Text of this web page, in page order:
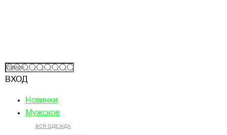
ВХОД
Новинки
Мужское
ВСЯ ОДЕЖДА